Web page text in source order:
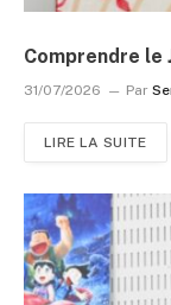
Comprendre le
31/07/2026 Par
LIRE LA SUITE